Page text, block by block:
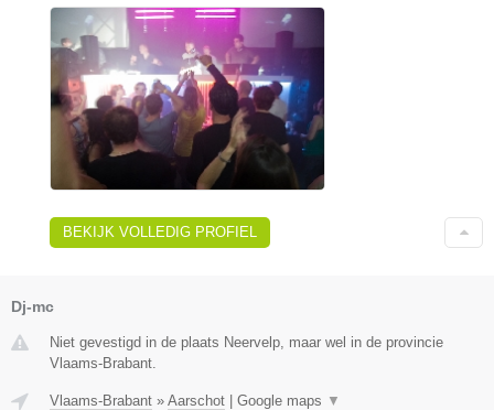
BEKIJK VOLLEDIG PROFIEL
Dj-mc
Niet gevestigd in de plaats Neervelp, maar wel in de provincie
Vlaams-Brabant.
Vlaams-Brabant » Aarschot | Google maps ▼